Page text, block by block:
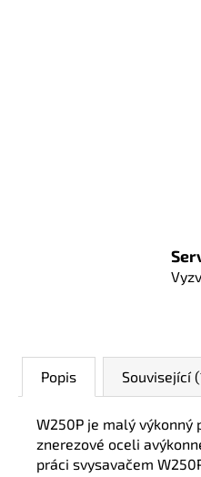
Popis Související
W250P je malý výkonný
znerezové oceli
práci svysavačem